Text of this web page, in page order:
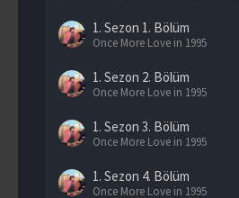
1. Sezon 1. Bölüm
Once More Love in 1995
1. Sezon 2. Bölüm
Once More Love in 1995
1. Sezon 3. Bölüm
Once More Love in 1995
1. Sezon 4. Bölüm
Once More Love in 1995